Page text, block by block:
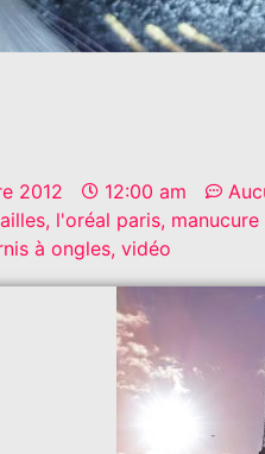
2012 12:00 am
, l'oréal paris,
à ongles, vidéo